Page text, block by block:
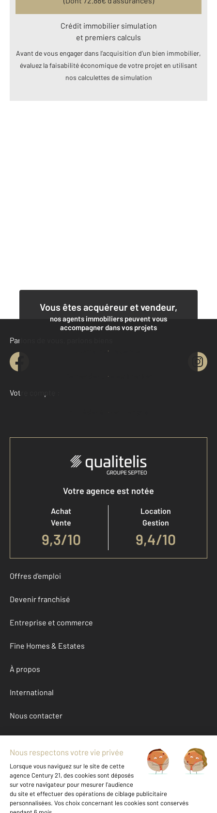
Crédit immobilier simulation
et premiers calculs
Avant de vous engager dans l’acquisition d’un bien immobilier,
évaluez la faisabilité économique de votre projet en utilisant
nos calculettes de simulation
Vous êtes acquéreur et vendeur,
nos agents immobiliers peuvent vous
accompagner dans vos projets
Contacter l'agence
Demander une estimation
Parlons de vous, parlons biens
Votre compte :
Accéder à mon compte
Votre agence est notée
Achat
Vente
9,3/10
Location
Gestion
9,4/10
Offres d'emploi
Devenir franchisé
Entreprise et commerce
Fine Homes & Estates
À propos
International
Nous contacter
Mentions légales & CGU et Barèmes d'honoraires
Données personnelles
Gestionnaire des cookies